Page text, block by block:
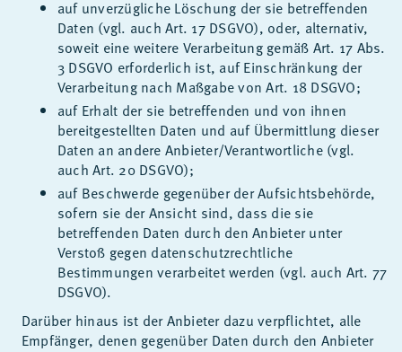
auf unverzügliche Löschung der sie betreffenden
Daten (vgl. auch Art. 17 DSGVO), oder, alternativ,
soweit eine weitere Verarbeitung gemäß Art. 17 Abs.
3 DSGVO erforderlich ist, auf Einschränkung der
Verarbeitung nach Maßgabe von Art. 18 DSGVO;
auf Erhalt der sie betreffenden und von ihnen
bereitgestellten Daten und auf Übermittlung dieser
Daten an andere Anbieter/Verantwortliche (vgl.
auch Art. 20 DSGVO);
auf Beschwerde gegenüber der Aufsichtsbehörde,
sofern sie der Ansicht sind, dass die sie
betreffenden Daten durch den Anbieter unter
Verstoß gegen datenschutzrechtliche
Bestimmungen verarbeitet werden (vgl. auch Art. 77
DSGVO).
Dar­über hin­aus ist der An­bie­ter dazu ver­pflich­tet, alle
Emp­fän­ger, de­nen ge­gen­über Da­ten durch den An­bie­ter